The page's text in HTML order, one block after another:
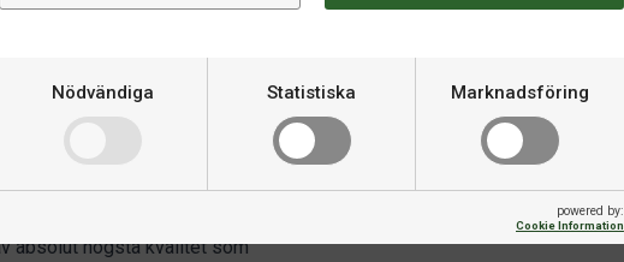
Nödvändiga Statistiska Marknadsföring
powered by:
Cookie Information
professionell bollrull, medan K66-
skapa en mer behaglig
både ökar hållbarheten och
II Brown är designat enligt
kraven för en högklassig
absolut högsta kvalitet som
Tillbehör inkluderat
Biljardduk